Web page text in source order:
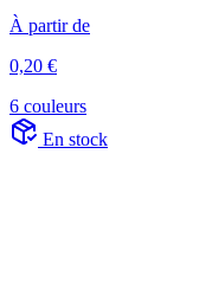
À partir de
0,20 €
6 couleurs
En stock